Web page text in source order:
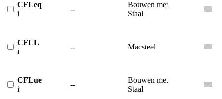
CFLeq
i
--
Bouwen met
Staal
CFLL
i
-- Macsteel
CFLue
i
--
Bouwen met
Staal